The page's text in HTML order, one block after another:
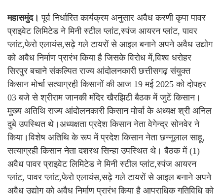
महासमुंद। पूर्व निर्धारित कार्यक्रम अनुसार अवैध करणी कृपा पावर
प्राइवेट लिमिटेड ने मिनी स्टील प्लांट,स्पंज आयरन प्लांट, पावर
प्लांट,फेरो एलायंस,सढ़े गले टायरों से आइल बनाने अपने अवैध उद्योग
को अवैध निर्माण प्रारंभ किया है जिसके विरोध में,विश्व धरोहर
सिरपुर बचाने संकल्पित राज्य आंदोलनकारी छत्तीसगढ़ संयुक्त
किसान मोर्चा सत्याग्रही किसानों की आज 19 मई 2025 को दोपहर
03 बजे से श्रीराम जानकी मंदिर खैरझिटी बैठक में जुटें किसान।
मुख्य अतिथि राज्य आंदोलनकारी किसान मोर्चा के अध्यक्ष श्री अनिल
दुबे उपस्थित थे।अध्यक्षता प्रदेश किसान नेता वेगेन्द्र सोनवेर ने
किया।विशेष अतिथि के रूप में प्रदेश किसान नेता छन्नूलाल साहू,
सत्याग्रही किसान नेता दशरथ सिन्हा उपस्थित थे। बैठक में (1)
अवैध पावर प्राइवेट लिमिटेड ने मिनी स्टील प्लांट,स्पंज आयरन
प्लांट, पावर प्लांट,फेरो एलायंस,सढ़े गले टायरों से आइल बनाने अपने
अवैध उद्योग को अवैध निर्माण प्रारंभ किया है आपराधिक गतिविधि को